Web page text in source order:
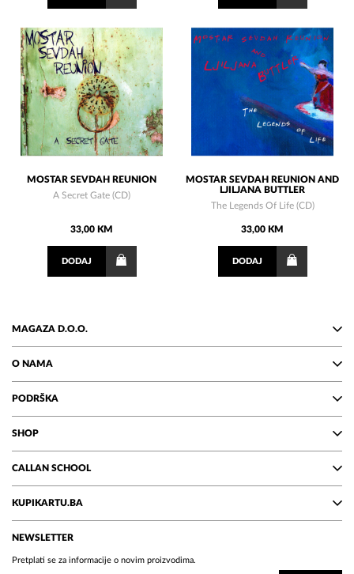
MOSTAR SEVDAH REUNION
A Secret Gate (CD)
33,00 KM
DODAJ
MOSTAR SEVDAH REUNION AND
LJILJANA BUTTLER
The Legends Of Life (CD)
33,00 KM
DODAJ
MAGAZA D.O.O.
O NAMA
PODRŠKA
SHOP
CALLAN SCHOOL
KUPIKARTU.BA
NEWSLETTER
Pretplati se za informacije o novim proizvodima.